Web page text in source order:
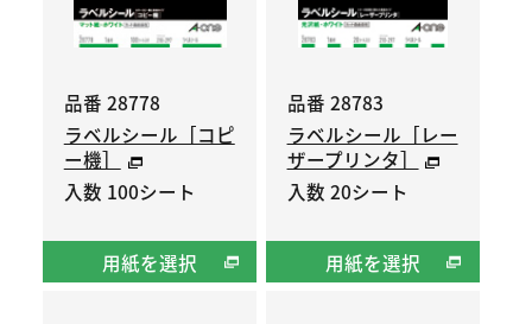
品番 28778
ラベルシール［コピ
ー機］
入数 100シート
用紙を選択
品番 28783
ラベルシール［レー
ザープリンタ］
入数 20シート
用紙を選択